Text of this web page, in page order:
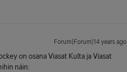
Forum|Forum|14 years ago
on osana Viasat Kulta ja Viasat
näin: